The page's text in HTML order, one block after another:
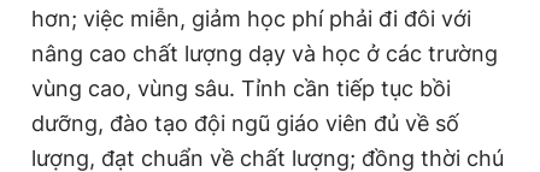
hơn; việc miễn, giảm học phí phải đi đôi với
nâng cao chất lượng dạy và học ở các trường
vùng cao, vùng sâu. Tỉnh cần tiếp tục bồi
dưỡng, đào tạo đội ngũ giáo viên đủ về số
lượng, đạt chuẩn về chất lượng; đồng thời chú